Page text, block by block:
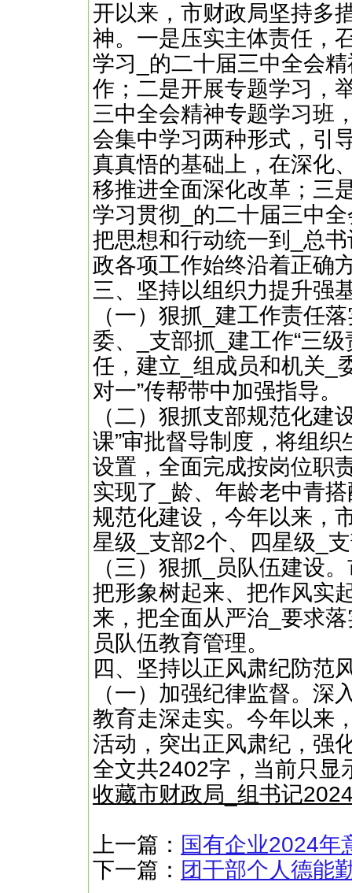
开以来，市财政局坚持多
神。一是压实主体责任，
学习_的二十届三中全会
作；二是开展专题学习，
三中全会精神专题学习班
会集中学习两种形式，引
真真悟的基础上，在深化
移推进全面深化改革；三
学习贯彻_的二十届三中
把思想和行动统一到_总
政各项工作始终沿着正确
三、坚持以组织力提升强
（一）狠抓_建工作责任
委、_支部抓_建工作“三
任，建立_组成员和机关_
对一”传帮带中加强指导。
（二）狠抓支部规范化建
课”审批督导制度，将组
设置，全面完成按岗位职
实现了_龄、年龄老中青
规范化建设，今年以来，
星级_支部2个、四星级_
（三）狠抓_员队伍建设
把形象树起来、把作风实
来，把全面从严治_要求
员队伍教育管理。
四、坚持以正风肃纪防范
（一）加强纪律监督。
教育走深走实。今年以来
活动，突出正风肃纪，
全文共2402字，当前只显
收藏市财政局_组书记
上一篇： 国有企业2024年
下一篇： 团干部个人德能